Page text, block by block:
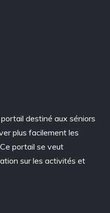
destiné aux séniors
plus facilement les
portail se veut
sur les activités et